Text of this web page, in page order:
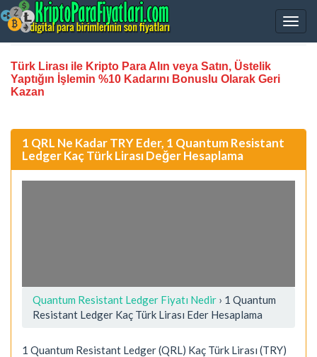
Türk Lirası ile Kripto Para Alın veya Satın, Üstelik
Yaptığın İşlemin %10 Kadarını Bonuslu Olarak Geri
Kazan
1 QRL Ne Kadar TRY Eder, 1 Quantum Resistant
Ledger Kaç Türk Lirası Değer Hesaplama
Quantum Resistant Ledger Fiyatı Nedir › 1 Quantum
Resistant Ledger Kaç Türk Lirası Eder Hesaplama
1 Quantum Resistant Ledger (QRL) Kaç Türk Lirası (TRY)